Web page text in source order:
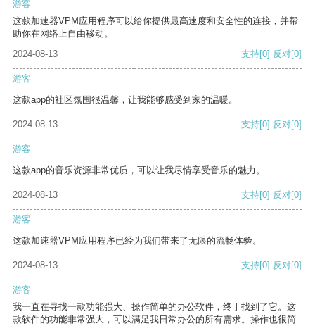
游客
这款加速器VPM应用程序可以给你提供最高速度和安全性的连接，并帮
助你在网络上自由移动。
2024-08-13
支持[0] 反对[0]
游客
这款app的社区氛围很温馨，让我能够感受到家的温暖。
2024-08-13 支持[0] 反对[0]
游客
这款app的音乐资源非常优质，可以让我尽情享受音乐的魅力。
2024-08-13 支持[0] 反对[0]
游客
这款加速器VPM应用程序已经为我们带来了无限的流畅体验。
2024-08-13 支持[0] 反对[0]
游客
我一直在寻找一款功能强大、操作简单的办公软件，终于找到了它。这
款软件的功能非常强大，可以满足我日常办公的所有需求。操作也很简